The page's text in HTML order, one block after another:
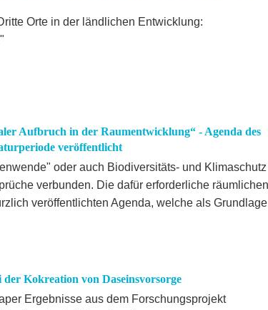
Orte in der ländlichen Entwicklung:
Aufbruch in der Raumentwicklung“ - Agenda des
veröffentlicht
oder auch Biodiversitäts- und Klimaschutz
verbunden. Die dafür erforderliche räumlichen
veröffentlichten Agenda, welche als Grundlage
Kokreation von Daseinsvorsorge
Ergebnisse aus dem Forschungsprojekt